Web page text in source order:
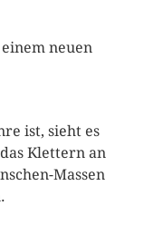
neuen
ist, sieht es
Klettern an
Massen